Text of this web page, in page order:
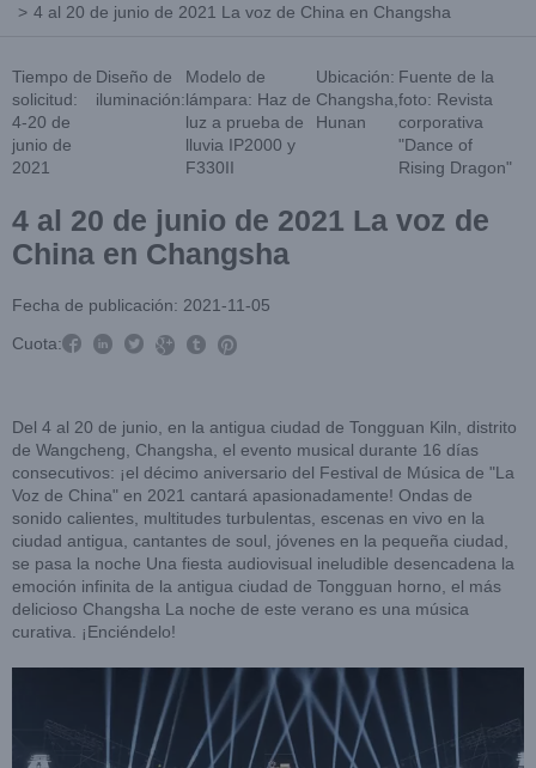
> 4 al 20 de junio de 2021 La voz de China en Changsha
Tiempo de
solicitud:
4-20 de
junio de
2021
Diseño de
iluminación:
Modelo de
lámpara: Haz de
luz a prueba de
lluvia IP2000 y
F330II
Ubicación:
Changsha,
Hunan
Fuente de la
foto: Revista
corporativa
"Dance of
Rising Dragon"
4 al 20 de junio de 2021 La voz de
China en Changsha
Fecha de publicación: 2021-11-05
Cuota:     
Del 4 al 20 de junio, en la antigua ciudad de Tongguan Kiln, distrito
de Wangcheng, Changsha, el evento musical durante 16 días
consecutivos: ¡el décimo aniversario del Festival de Música de "La
Voz de China" en 2021 cantará apasionadamente! Ondas de
sonido calientes, multitudes turbulentas, escenas en vivo en la
ciudad antigua, cantantes de soul, jóvenes en la pequeña ciudad,
se pasa la noche Una fiesta audiovisual ineludible desencadena la
emoción infinita de la antigua ciudad de Tongguan horno, el más
delicioso Changsha La noche de este verano es una música
curativa. ¡Enciéndelo!